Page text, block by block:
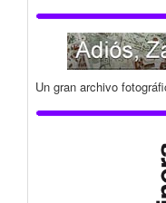
Un gran archivo